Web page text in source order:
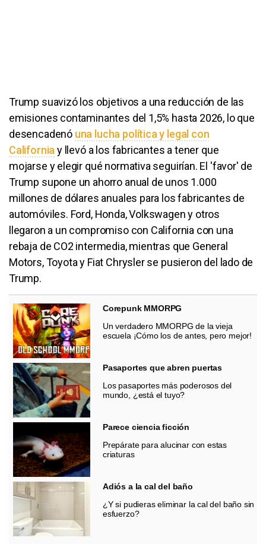
Trump suavizó los objetivos a una reducción de las
emisiones contaminantes del 1,5% hasta 2026, lo que
desencadenó una lucha política y legal con
California y llevó a los fabricantes a tener que
mojarse y elegir qué normativa seguirían. El 'favor' de
Trump supone un ahorro anual de unos 1.000
millones de dólares anuales para los fabricantes de
automóviles. Ford, Honda, Volkswagen y otros
llegaron a un compromiso con California con una
rebaja de CO2 intermedia, mientras que General
Motors, Toyota y Fiat Chrysler se pusieron del lado de
Trump.
Corepunk MMORPG
Un verdadero MMORPG de la vieja
escuela ¡Cómo los de antes, pero mejor!
Pasaportes que abren puertas
Los pasaportes más poderosos del
mundo, ¿está el tuyo?
Parece ciencia ficción
Prepárate para alucinar con estas
criaturas
Adiós a la cal del baño
¿Y si pudieras eliminar la cal del baño sin
esfuerzo?